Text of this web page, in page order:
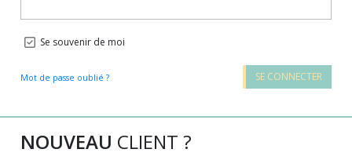
Se souvenir de moi
Mot de passe oublié ? SE CONNECTER
NOUVEAU CLIENT ?